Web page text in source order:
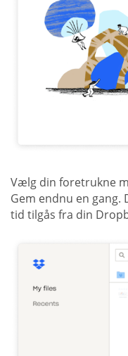
Vælg din foretrukne
Gem endnu en gang.
tid tilgås fra din